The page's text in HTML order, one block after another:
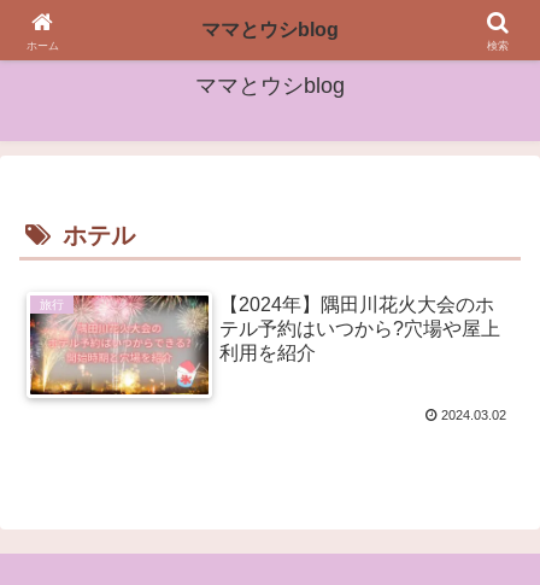
女性や子どもたちに役立つ情報をお届け
ママとウシblog
ホテル
旅行
【2024年】隅田川花火大会のホ
テル予約はいつから?穴場や屋上
利用を紹介
2024.03.02
ホーム
ママとウシblog
検索